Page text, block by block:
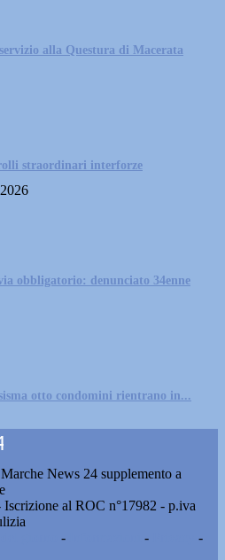
alla Questura di Macerata
straordinari interforze
obbligatorio: denunciato 34enne
otto condomini rientrano in...
News 24 supplemento a
al ROC n°17982 - p.iva
- -
-